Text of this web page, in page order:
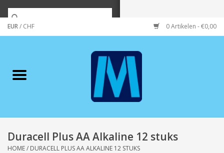
EUR/ CHF 0 Artikelen - €0,00
Merken
Wonen/koken/huishouden
Duracell Plus AA Alkaline 12 stuks
HOME/ DURACELL PLUS AA ALKALINE 12 STUKS